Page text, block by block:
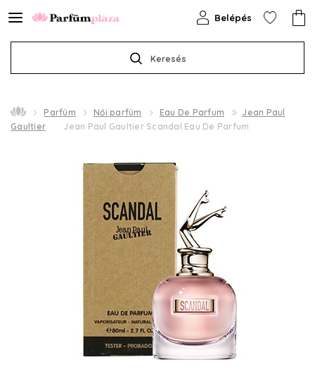
Keresés
Belépés
Parfüm Női parfüm Eau De Parfum
Jean Paul
Gaultier
Jean Paul Gaultier Scandal Eau De Parfum